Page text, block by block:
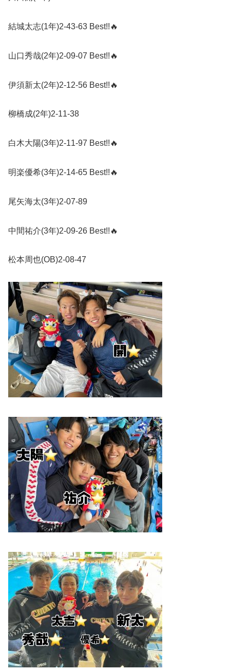
結城太志(1年)2-43-63 Best!! 🔥
山口秀哉(2年)2-09-07 Best!! 🔥
伊須新太(2年)2-12-56 Best!! 🔥
柳橋成(2年)2-11-38
白木大陽(3年)2-11-97 Best!! 🔥
明楽優希(3年)2-14-65 Best!! 🔥
尾矢海太(3年)2-07-89
中間祐介(3年)2-09-26 Best!! 🔥
松本周也(OB)2-08-47